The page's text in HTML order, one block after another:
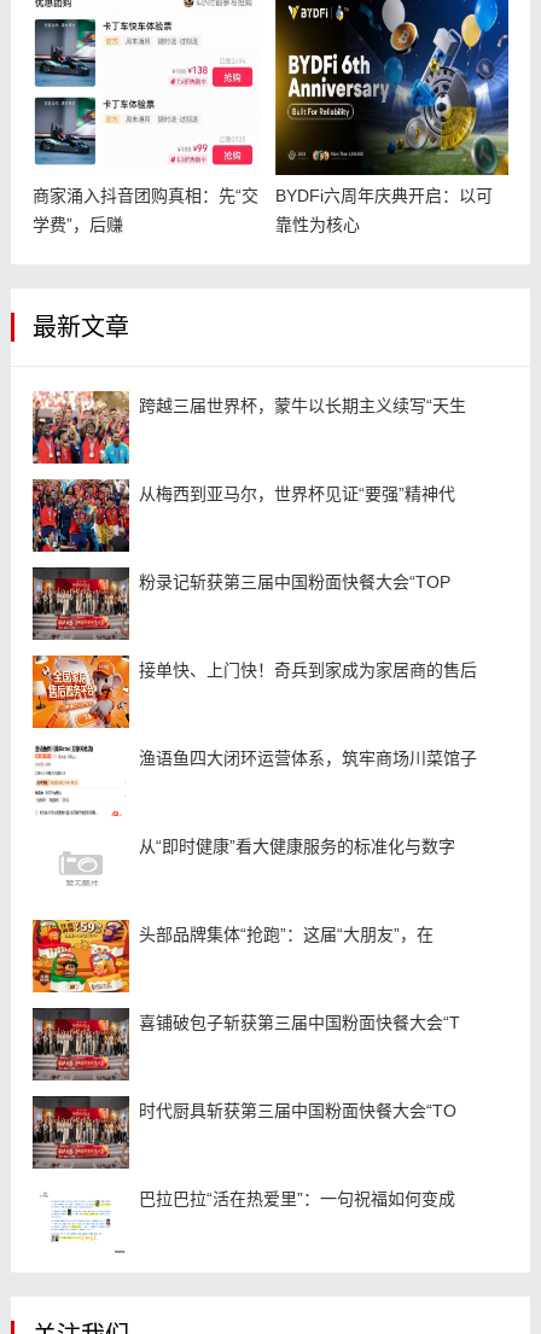
商家涌入抖音团购真相：先“交
学费”，后赚
BYDFi六周年庆典开启：以可
靠性为核心
最新文章
跨越三届世界杯，蒙牛以长期主义续写“天生
从梅西到亚马尔，世界杯见证“要强”精神代
粉录记斩获第三届中国粉面快餐大会“TOP
接单快、上门快！奇兵到家成为家居商的售后
渔语鱼四大闭环运营体系，筑牢商场川菜馆子
从“即时健康”看大健康服务的标准化与数字
头部品牌集体“抢跑”：这届“大朋友”，在
喜铺破包子斩获第三届中国粉面快餐大会“T
时代厨具斩获第三届中国粉面快餐大会“TO
巴拉巴拉“活在热爱里”：一句祝福如何变成